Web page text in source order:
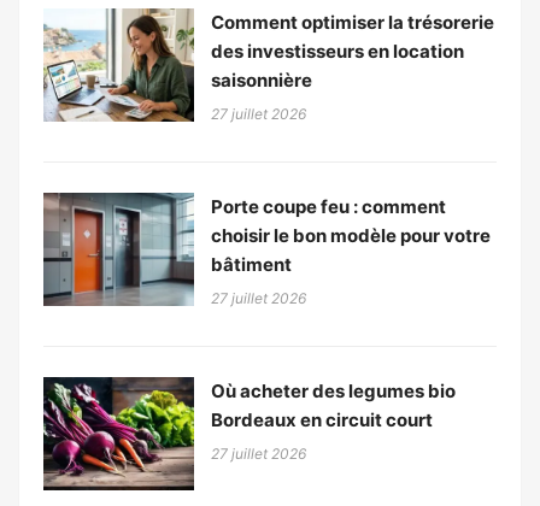
Comment optimiser la trésorerie
des investisseurs en location
saisonnière
27 juillet 2026
Porte coupe feu : comment
choisir le bon modèle pour votre
bâtiment
27 juillet 2026
Où acheter des legumes bio
Bordeaux en circuit court
27 juillet 2026